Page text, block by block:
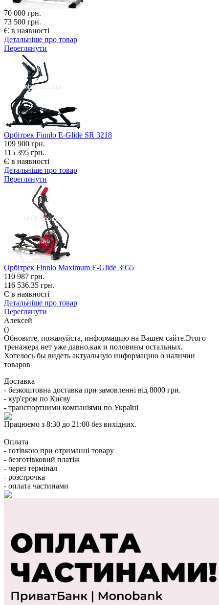
70 000 грн.
73 500 грн.
Є в наявності
Детальніше про товар
Переглянути
Орбітрек Finnlo E-Glide SR 3218
109 900 грн.
115 395 грн.
Є в наявності
Детальніше про товар
Переглянути
Орбітрек Finnlo Maximum E-Glide 3955
110 987 грн.
116 536.35 грн.
Є в наявності
Детальніше про товар
Переглянути
Алексей
()
Обновите, пожалуйста, информацию на Вашем сайте.Этого
тренажера нет уже давно,как и половины остальных.
Хотелось бы видеть актуальную информацию о наличии
товаров
Доставка
- безкоштовна доставка при замовленні від 8000 грн.
- кур'єром по Києву
- транспортними компаніями по Україні
Працюємо з 8:30 до 21:00 без вихідних.
Оплата
- готівкою при отриманні товару
- безготівковий платіж
- через термінал
- розстрочка
- оплата частинами